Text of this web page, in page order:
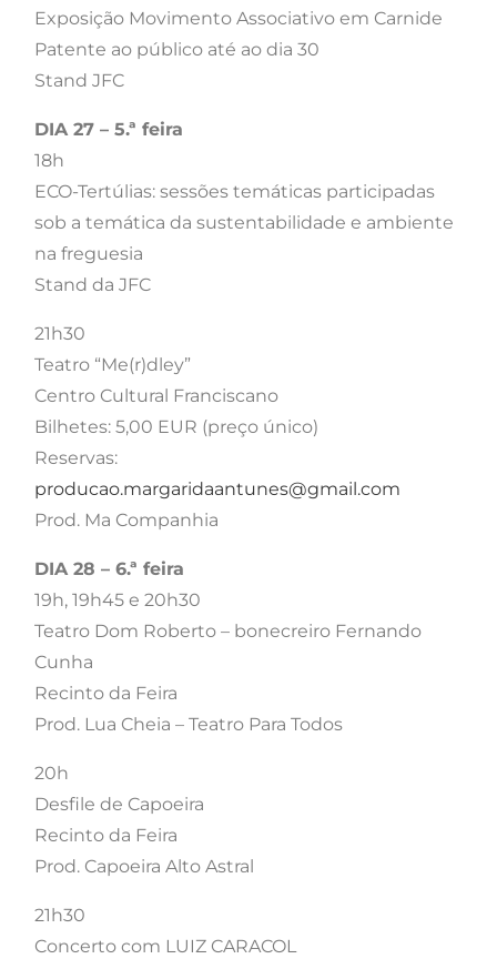
Exposição Movimento Associativo em Carnide
Patente ao público até ao dia 30
Stand JFC
DIA 27 – 5.ª feira
18h
ECO-Tertúlias: sessões temáticas participadas
sob a temática da sustentabilidade e ambiente
na freguesia
Stand da JFC
21h30
Teatro “Me(r)dley”
Centro Cultural Franciscano
Bilhetes: 5,00 EUR (preço único)
Reservas:
producao.margaridaantunes@gmail.com
Prod. Ma Companhia
DIA 28 – 6.ª feira
19h, 19h45 e 20h30
Teatro Dom Roberto – bonecreiro Fernando
Cunha
Recinto da Feira
Prod. Lua Cheia – Teatro Para Todos
20h
Desfile de Capoeira
Recinto da Feira
Prod. Capoeira Alto Astral
21h30
Concerto com LUIZ CARACOL